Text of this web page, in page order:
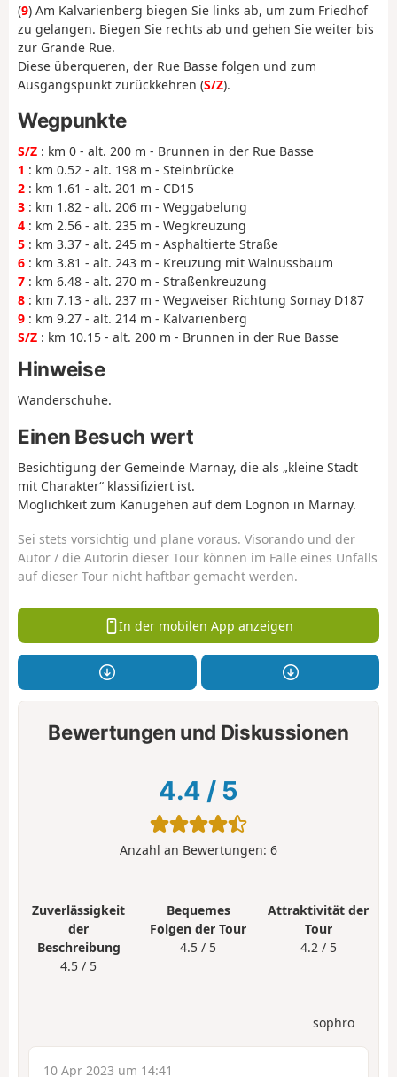
(9) Am Kalvarienberg biegen Sie links ab, um zum Friedhof
zu gelangen. Biegen Sie rechts ab und gehen Sie weiter bis
zur Grande Rue.
Diese überqueren, der Rue Basse folgen und zum
Ausgangspunkt zurückkehren (S/Z).
Wegpunkte
S/Z : km 0 - alt. 200 m - Brunnen in der Rue Basse
1 : km 0.52 - alt. 198 m - Steinbrücke
2 : km 1.61 - alt. 201 m - CD15
3 : km 1.82 - alt. 206 m - Weggabelung
4 : km 2.56 - alt. 235 m - Wegkreuzung
5 : km 3.37 - alt. 245 m - Asphaltierte Straße
6 : km 3.81 - alt. 243 m - Kreuzung mit Walnussbaum
7 : km 6.48 - alt. 270 m - Straßenkreuzung
8 : km 7.13 - alt. 237 m - Wegweiser Richtung Sornay D187
9 : km 9.27 - alt. 214 m - Kalvarienberg
S/Z : km 10.15 - alt. 200 m - Brunnen in der Rue Basse
Hinweise
Wanderschuhe.
Einen Besuch wert
Besichtigung der Gemeinde Marnay, die als „kleine Stadt
mit Charakter“ klassifiziert ist.
Möglichkeit zum Kanugehen auf dem Lognon in Marnay.
Sei stets vorsichtig und plane voraus. Visorando und der
Autor / die Autorin dieser Tour können im Falle eines Unfalls
auf dieser Tour nicht haftbar gemacht werden.
In der mobilen App anzeigen
Bewertungen und Diskussionen
4.4 / 5
Anzahl an Bewertungen: 6
Zuverlässigkeit
der
Beschreibung
4.5 / 5
Bequemes
Folgen der Tour
4.5 / 5
Attraktivität der
Tour
4.2 / 5
sophro
10 Apr 2023 um 14:41